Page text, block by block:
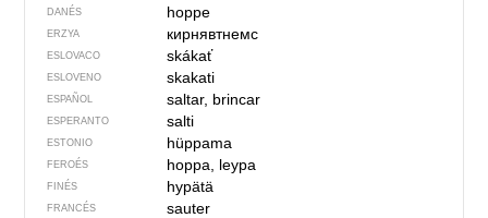
DANÉS hoppe
ERZYA кирнявтнемс
ESLOVACO skákať
ESLOVENO skakati
ESPAÑOL saltar, brincar
ESPERANTO salti
ESTONIO hüppama
FEROÉS hoppa, leypa
FINÉS hypätä
FRANCÉS sauter